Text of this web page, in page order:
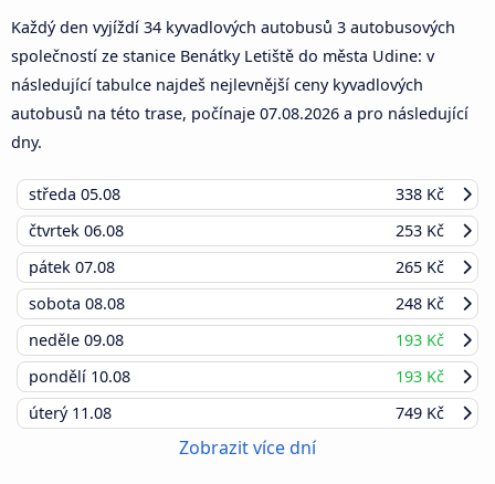
Každý den vyjíždí 34 kyvadlových autobusů 3 autobusových
společností ze stanice Benátky Letiště do města Udine: v
následující tabulce najdeš nejlevnější ceny kyvadlových
autobusů na této trase, počínaje 07.08.2026 a pro následující
dny.
středa 05.08
338 Kč
čtvrtek 06.08
253 Kč
pátek 07.08
265 Kč
sobota 08.08
248 Kč
neděle 09.08
193 Kč
pondělí 10.08
193 Kč
úterý 11.08 749 Kč
Zobrazit více dní